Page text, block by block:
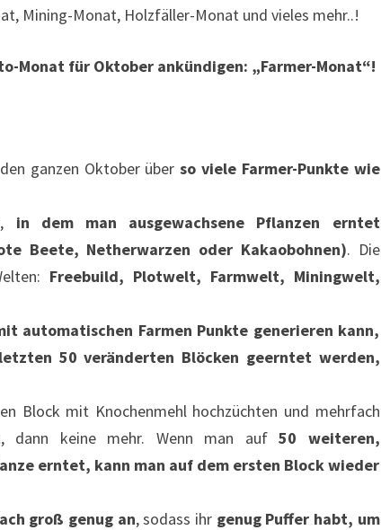
Mining-Monat, Holzfäller-Monat und vieles mehr..!
Monat für Oktober ankündigen: „Farmer-Monat“!
ganzen Oktober überso viele Farmer-Punkte wie
in dem man ausgewachsene Pflanzen erntet
Beete, Netherwarzen oder Kakaobohnen). Die
Freebuild, Plotwelt, Farmwelt, Miningwelt,
automatischen Farmen Punkte generieren kann,
50 veränderten Blöcken geerntet werden,
Block mit Knochenmehl hochzüchten und mehrfach
, dann keine mehr. Wenn man auf50 weiteren,
erntet, kann man auf dem ersten Block wieder
groß genug an, sodass ihr genug Puffer habt, um